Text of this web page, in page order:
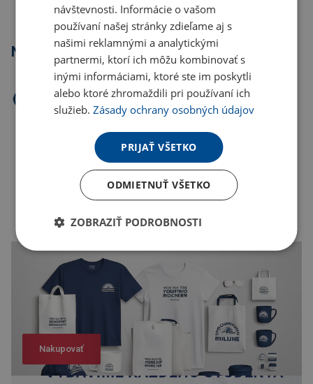
Najpredávanejšie
Nakupovať
návštevnosti. Informácie o vašom
používaní našej stránky zdieľame aj s
našimi reklamnými a analytickými
partnermi, ktorí ich môžu kombinovať s
inými informáciami, ktoré ste im poskytli
alebo ktoré zhromaždili pri používaní ich
služieb.Zásady ochrany osobných údajov
PRIJAŤ VŠETKO
ODMIETNUŤ VŠETKO
ZOBRAZIŤ PODROBNOSTI